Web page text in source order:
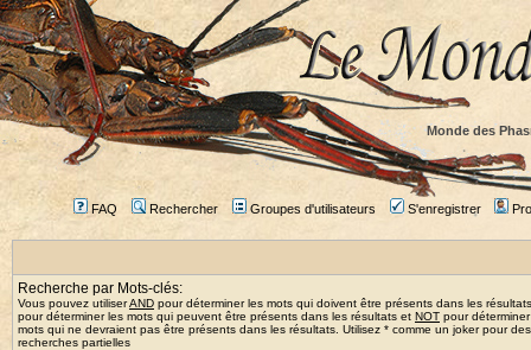
Monde des
FAQ Rechercher Groupes d'utilisateurs S'enregistrer
Recherche par Mots-clés:
Vous pouvez utiliserAND pour déterminer les mots qui doivent être présents dans les
pour déterminer les mots qui peuvent être présents dans les résultats et NOT pour
mots qui ne devraient pas être présents dans les résultats. Utilisez * comme un joker pour des
recherches partielles